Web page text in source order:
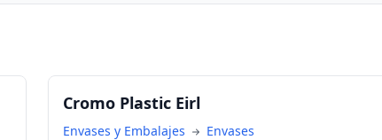
Cromo Plastic Eirl
Envases y Embalajes
Envases